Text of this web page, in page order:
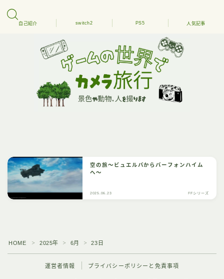
自己紹介 switch2 PS5 人気記事
空の旅～ビュエルバからバーフォンハイム
へ～
2025.06.23 FFシリーズ
HOME ＞ 2025年 ＞ 6月 ＞ 23日
運営者情報 プライバシーポリシーと免責事項